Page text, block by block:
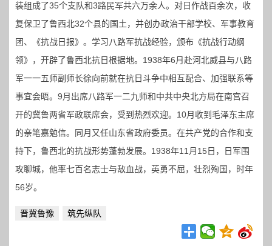
装组成了35个支队和3路民军共六万余人。对日作战百余次，收
复保卫了鲁西北32个县的国土，并创办政治干部学校、军事教育
团、《抗战日报》。学习八路军抗战经验，颁布《抗战行动纲
领》，开辟了鲁西北抗日根据地。1938年6月赴河北威县与八路
军一一五师副师长徐向前就在抗日斗争中相互配合、加强联系等
事宜会晤。9月出席八路军一二九师和中共中央北方局在南宫召
开的冀鲁两省军政联席会，受到热烈欢迎。10月收到毛泽东主席
的亲笔嘉勉信。同月又任山东省政府委员。在共产党的合作和支
持下，鲁西北的抗战形势蓬勃发展。1938年11月15日，日军围
攻聊城，他率七百名志士与敌血战，英勇不屈，壮烈殉国，时年
56岁。
晋冀鲁豫 筑先纵队